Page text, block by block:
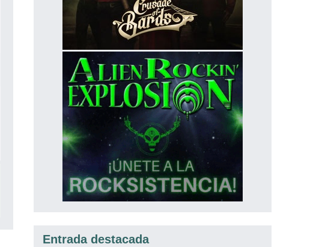
Entrada destacada